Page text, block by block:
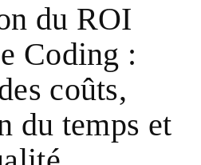
du ROI
Coding :
coûts,
du temps et